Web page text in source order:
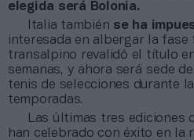
elegida será Bolonia.
Italia también se ha
interesada en albergar la fase
transalpino revalidó el título
semanas, y ahora será sede
tenis de selecciones durante
temporadas.
Las últimas tres ediciones
han celebrado con éxito en la